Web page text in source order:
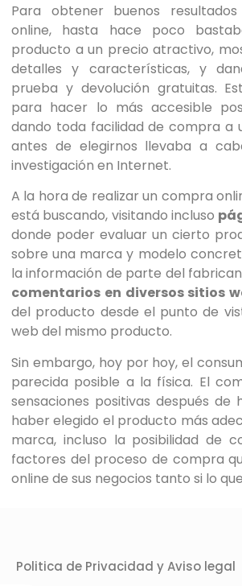
un
lector
de
pantalla;
Presione
Control-
F10
para
abrir
un
menú
de
accesibilidad.
Para obtener buenos
online, hasta hace poco
producto a un precio atractivo,
detalles y características, y
prueba y devolución gratuitas.
para hacer lo más accesible
dando toda facilidad de compra a
antes de elegirnos llevaba a
investigación en Internet.
A la hora de realizar un compra
está buscando, visitando incluso
donde poder evaluar un cierto
sobre una marca y modelo
la información de parte del
comentarios en diversos sitios
del producto desde el punto de
web del mismo producto.
Sin embargo, hoy por hoy, el
parecida posible a la física. El
sensaciones positivas después
haber elegido el producto más
marca, incluso la posibilidad de
factores del proceso de compra
online de sus negocios tanto si lo
Politica de Privacidad y Aviso legal